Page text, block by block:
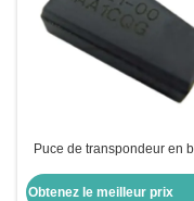
Puce de transpondeur en
Bit puce de voiture puce
Obtenez le meilleur prix